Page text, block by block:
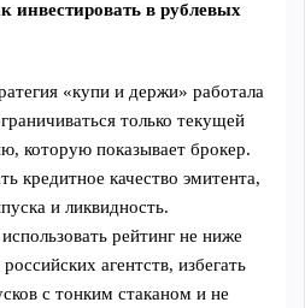
инвестировать в рублевых
«купи и держи» работала
только текущей
которую показывает брокер.
кредитное качество эмитента,
и ликвидность.
рейтинг не ниже
агентств, избегать
с тонким стаканом и не